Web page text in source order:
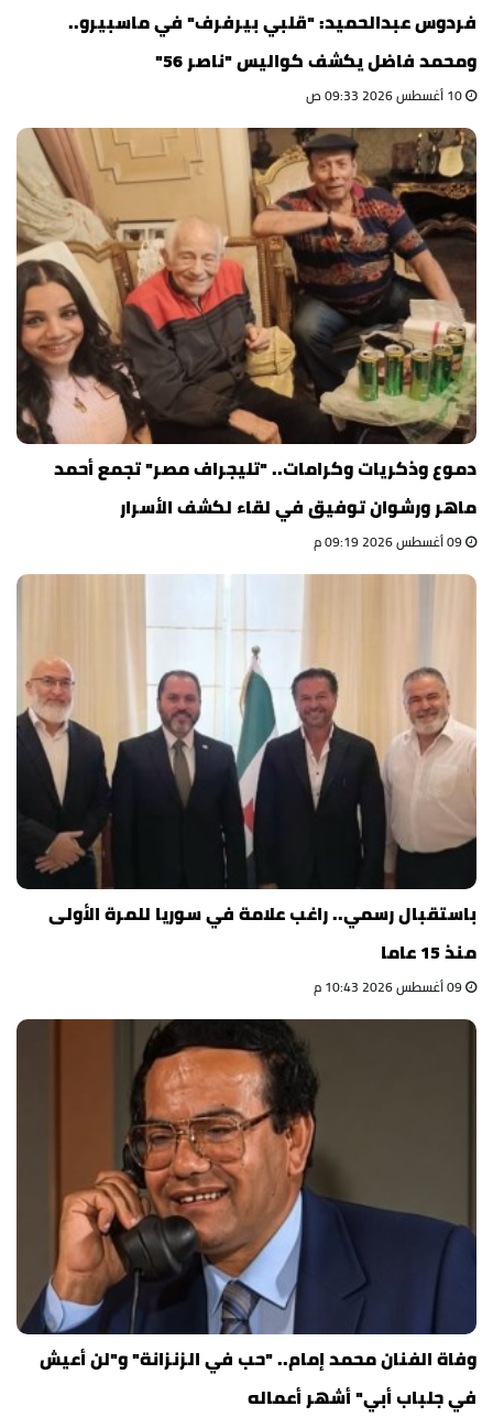
فردوس عبدالحميد: "قلبي بيرفرف" في ماسبيرو..
ومحمد فاضل يكشف كواليس "ناصر 56"
دموع وذكريات وكرامات.. "تليجراف مصر" تجمع أحمد
ماهر ورشوان توفيق في لقاء لكشف الأسرار
باستقبال رسمي.. راغب علامة في سوريا للمرة الأولى
منذ 15 عاما
وفاة الفنان محمد إمام.. "حب في الزنزانة" و"لن أعيش
في جلباب أبي" أشهر أعماله